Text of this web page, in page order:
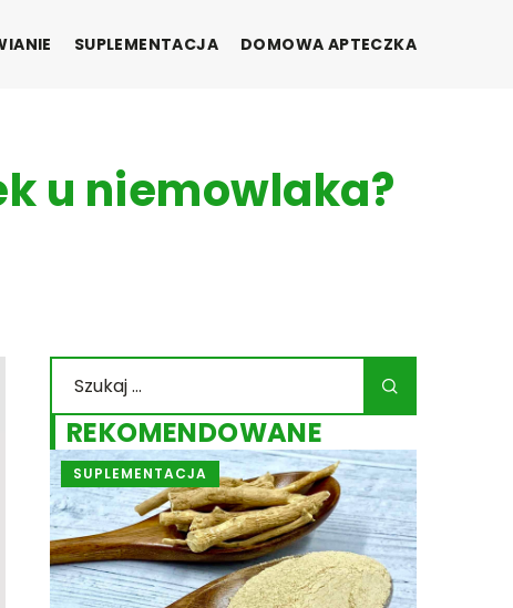
SUPLEMENTACJA DOMOWA APTECZKA
u niemowlaka?
REKOMENDOWANE
SUPLEMENTACJA